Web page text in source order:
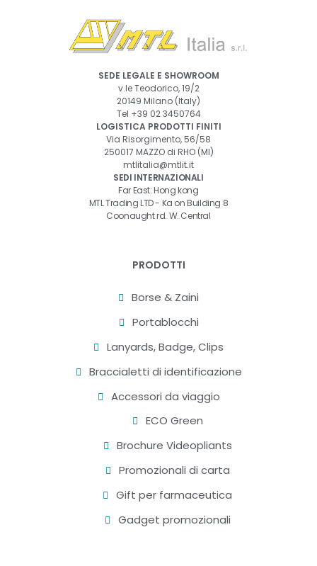
SEDE LEGALE E SHOWROOM
v.le Teodorico, 19/2
20149 Milano (Italy)
Tel +39 02 3450764
LOGISTICA PRODOTTI FINITI
Via Risorgimento, 56/58
250017 MAZZO di RHO (MI)
mtlitalia@mtlit.it
SEDI INTERNAZIONALI
Far East: Hong kong
MTL Trading LTD - Ka on Building 8
Coonaught rd. W. Central
PRODOTTI
Borse & Zaini
Portablocchi
Lanyards, Badge, Clips
Braccialetti di identificazione
Accessori da viaggio
ECO Green
Brochure Videopliants
Promozionali di carta
Gift per farmaceutica
Gadget promozionali